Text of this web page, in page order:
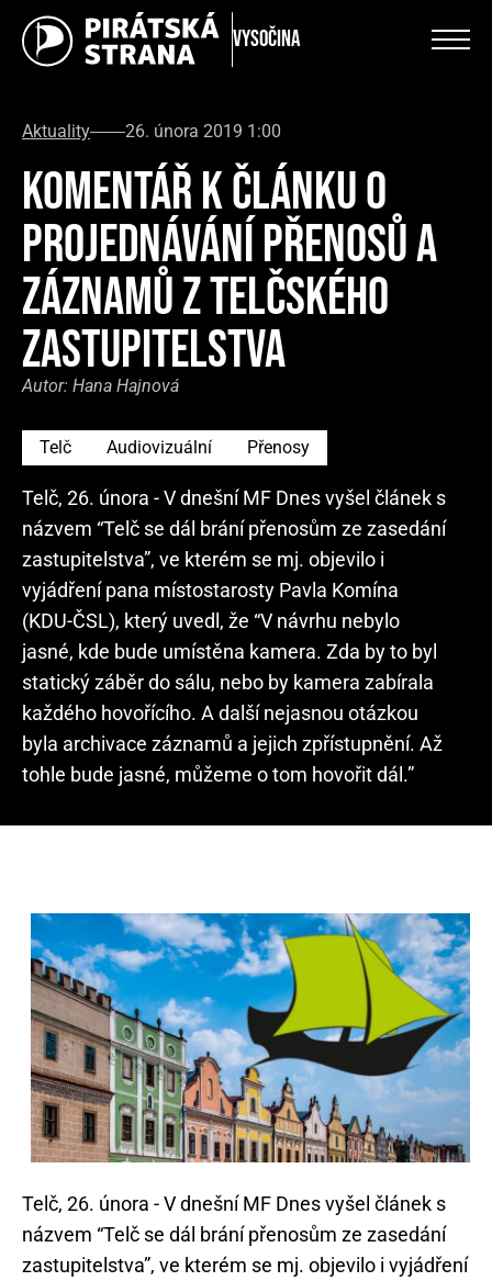
Vysočina
Aktuality 26. února 2019 1:00
KOMENTÁŘ K ČLÁNKU O
PROJEDNÁVÁNÍ PŘENOSŮ A
ZÁZNAMŮ Z TELČSKÉHO
ZASTUPITELSTVA
Autor: Hana Hajnová
Telč Audiovizuální Přenosy
Telč, 26. února - V dnešní MF Dnes vyšel článek s
názvem “Telč se dál brání přenosům ze zasedání
zastupitelstva”, ve kterém se mj. objevilo i
vyjádření pana místostarosty Pavla Komína
(KDU-ČSL), který uvedl, že “V návrhu nebylo
jasné, kde bude umístěna kamera. Zda by to byl
statický záběr do sálu, nebo by kamera zabírala
každého hovořícího. A další nejasnou otázkou
byla archivace záznamů a jejich zpřístupnění. Až
tohle bude jasné, můžeme o tom hovořit dál.”
Telč, 26. února - V dnešní MF Dnes vyšel článek s
názvem “Telč se dál brání přenosům ze zasedání
zastupitelstva”, ve kterém se mj. objevilo i vyjádření